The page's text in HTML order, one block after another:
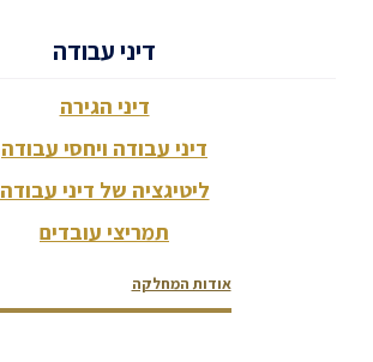
דיני עבודה
דיני הגירה
דיני עבודה ויחסי עבודה
ליטיגציה של דיני עבודה
תמריצי עובדים
אודות המחלקה
צוות המחלקה
דירוגים ופרסים
צור קשר